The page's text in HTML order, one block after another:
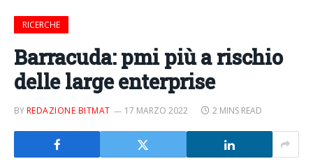
RICERCHE
Barracuda: pmi più a rischio
delle large enterprise
BYREDAZIONE BITMAT 17 MARZO 2022 2 MINS READ